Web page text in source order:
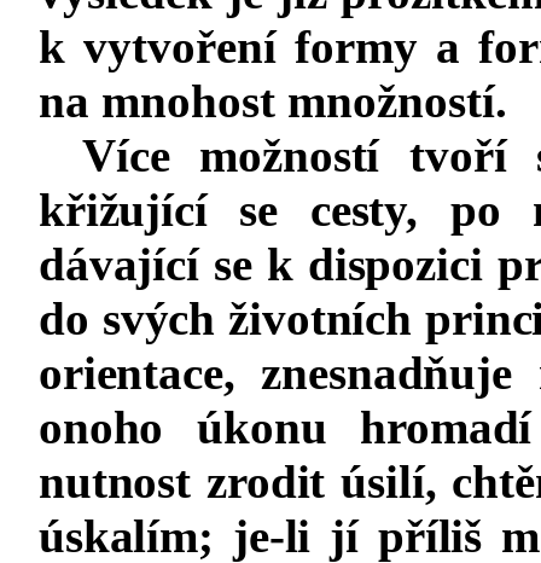
k vytvoření formy a
na mnohost množností.
Více možností tvoří
křižující se cesty, po
dávající se k dispozici
do svých životních
orientace,
onoho úkonu
nutnost zrodit úsilí,
úskalím; je-li jí příliš